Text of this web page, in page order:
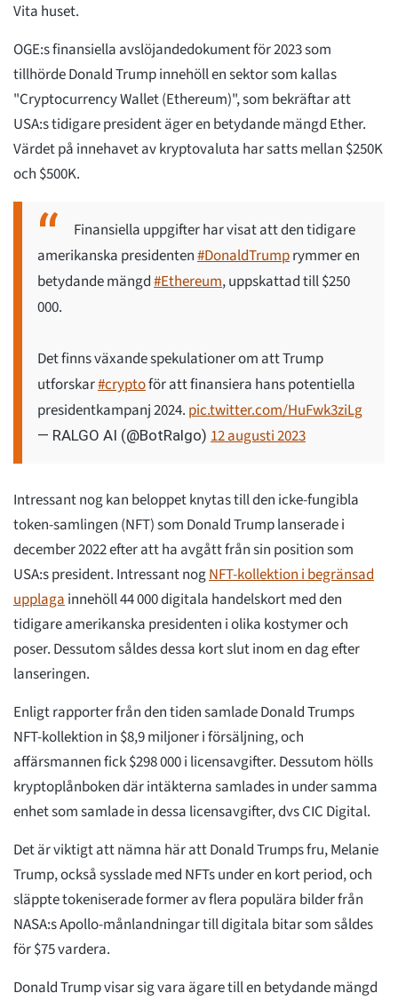
Vita huset.
OGE:s finansiella avslöjandedokument för 2023 som
tillhörde Donald Trump innehöll en sektor som kallas
"Cryptocurrency Wallet (Ethereum)", som bekräftar att
USA:s tidigare president äger en betydande mängd Ether.
Värdet på innehavet av kryptovaluta har satts mellan $250K
och $500K.
Finansiella uppgifter har visat att den tidigare
amerikanska presidenten#DonaldTrumprymmer en
betydande mängd#Ethereum, uppskattad till $250
000.
Det finns växande spekulationer om att Trump
utforskar#cryptoför att finansiera hans potentiella
presidentkampanj 2024. pic.twitter.com/HuFwk3ziLg
— RALGO AI (@BotRalgo) 12 augusti 2023
Intressant nog kan beloppet knytas till den icke-fungibla
token-samlingen (NFT) som Donald Trump lanserade i
december 2022 efter att ha avgått från sin position som
USA:s president. Intressant nogNFT-kollektion i begränsad
upplagainnehöll 44 000 digitala handelskort med den
tidigare amerikanska presidenten i olika kostymer och
poser. Dessutom såldes dessa kort slut inom en dag efter
lanseringen.
Enligt rapporter från den tiden samlade Donald Trumps
NFT-kollektion in $8,9 miljoner i försäljning, och
affärsmannen fick $298 000 i licensavgifter. Dessutom hölls
kryptoplånboken där intäkterna samlades in under samma
enhet som samlade in dessa licensavgifter, dvs CIC Digital.
Det är viktigt att nämna här att Donald Trumps fru, Melanie
Trump, också sysslade med NFTs under en kort period, och
släppte tokeniserade former av flera populära bilder från
NASA:s Apollo-månlandningar till digitala bitar som såldes
för $75 vardera.
Donald Trump visar sig vara ägare till en betydande mängd